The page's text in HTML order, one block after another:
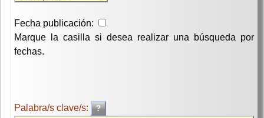
Fecha publicación:
Marque la casilla si desea realizar una búsqueda por
fechas.
Palabra/s clave/s: